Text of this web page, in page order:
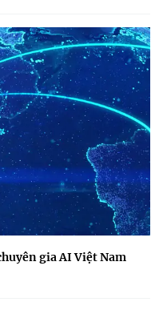
gia AI Việt Nam